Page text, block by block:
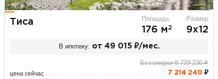
Тиса Площадь
176 м2
Размер
9х12
В ипотеку: от 49 015 ₽/мес.
Без скидки 8 729 230 ₽
цена сейчас 7 214 240 ₽